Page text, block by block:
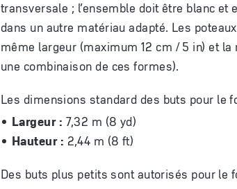
transversale ; l’ensemble doit être blanc
dans un autre matériau adapté. Les
même largeur (maximum 12 cm / 5 in) et
une combinaison de ces formes).
Les dimensions standard des buts pour le
Largeur : 7,32 m (8 yd)
Hauteur : 2,44 m (8 ft)
Des buts plus petits sont autorisés pour le